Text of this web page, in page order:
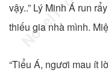
vậy..” Lý Minh Á run
thiếu gia nhà mình.
“Tiểu Á, ngươi mau ít